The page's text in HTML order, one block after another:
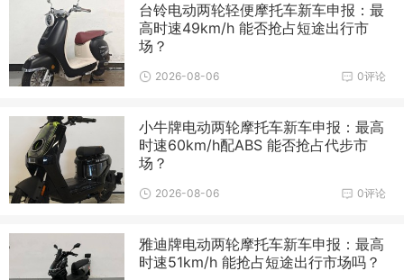
台铃电动两轮轻便摩托车新车申报：最
高时速49km/h 能否抢占短途出行市
场？
0评论
2026-08-06
小牛牌电动两轮摩托车新车申报：最高
时速60km/h配ABS 能否抢占代步市
场？
0评论
2026-08-06
雅迪牌电动两轮摩托车新车申报：最高
时速51km/h 能抢占短途出行市场吗？